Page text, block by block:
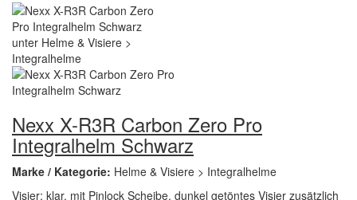
Nexx X-R3R Carbon Zero Pro
Integralhelm Schwarz
Marke / Kategorie: Helme & Visiere > Integralhelme
Visier: klar, mit Pinlock Scheibe, dunkel getöntes Visier zusätzlich